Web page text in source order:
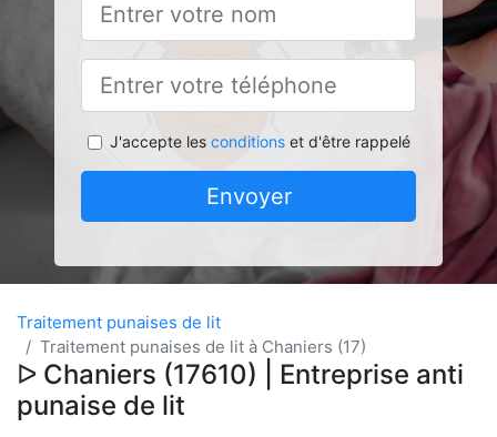
J'accepte les conditionset d'être rappelé
Envoyer
Traitement punaises de lit
Traitement punaises de lit à Chaniers (17)
ᐅ Chaniers (17610) | Entreprise anti
punaise de lit